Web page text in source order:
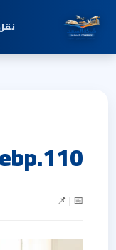
110.webp
📅 | 📌